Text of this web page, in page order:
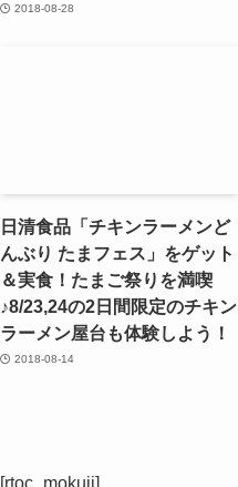
2018-08-28
日清食品「チキンラーメンど
んぶり たまフェス」をゲット
＆実食！たまご祭りを満喫
♪8/23,24の2日間限定のチキン
ラーメン屋台も体験しよう！
2018-08-14
[rtoc_mokuji]